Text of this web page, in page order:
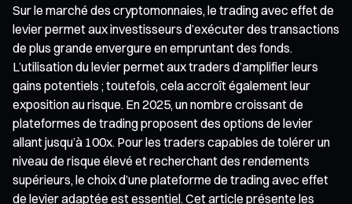
Sur le marché des cryptomonnaies, le trading avec effet de
levier permet aux investisseurs d’exécuter des transactions
de plus grande envergure en empruntant des fonds.
L’utilisation du levier permet aux traders d’amplifier leurs
gains potentiels ; toutefois, cela accroît également leur
exposition au risque. En 2025, un nombre croissant de
plateformes de trading proposent des options de levier
allant jusqu’à 100x. Pour les traders capables de tolérer un
niveau de risque élevé et recherchant des rendements
supérieurs, le choix d’une plateforme de trading avec effet
de levier adaptée est essentiel. Cet article présente les